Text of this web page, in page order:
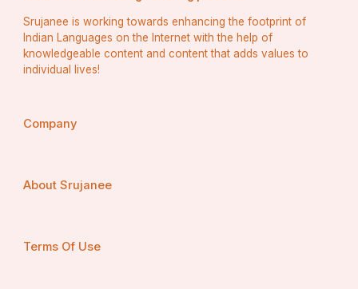
Srujanee is working towards enhancing the footprint of
Indian Languages on the Internet with the help of
knowledgeable content and content that adds values to
individual lives!
Company
About Srujanee
Terms Of Use